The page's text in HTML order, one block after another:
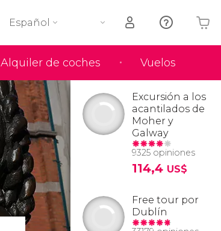
Alquiler de coches Vuelos
Español
Tu carrito está vacío
Excursión a los
acantilados de
Moher y
Galway
9325 opiniones
114,4 US$
Free tour por
Dublín